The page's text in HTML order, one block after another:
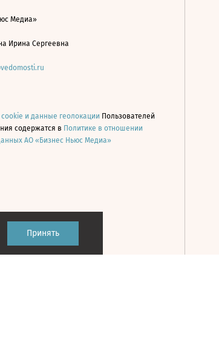
Принять
Медиа»
Ирина Сергеевна
cookie и данные геолокации Пользователей
содержатся в Политике в отношении
АО «Бизнес Ньюс Медиа»